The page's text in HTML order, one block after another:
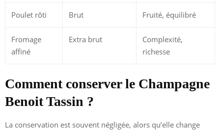
Poulet rôti Brut Fruité, équilibré
Fromage
affiné
Extra brut
Complexité,
richesse
Comment conserver le Champagne
Benoit Tassin ?
La conservation est souvent négligée, alors qu’elle change